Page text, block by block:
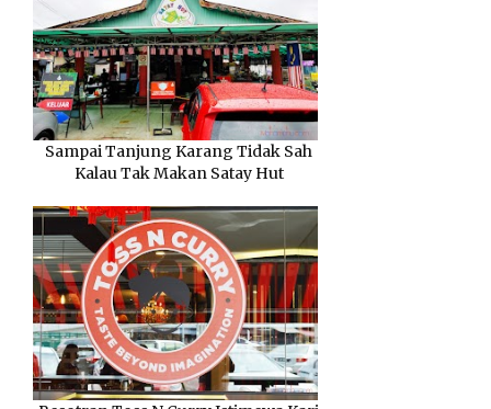
Sampai Tanjung Karang Tidak Sah
Kalau Tak Makan Satay Hut